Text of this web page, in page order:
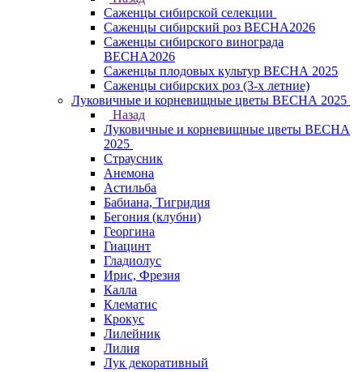
Саженцы сибирской селекции
Саженцы сибирский роз ВЕСНА2026
Саженцы сибирского винограда
ВЕСНА2026
Саженцы плодовых культур ВЕСНА 2025
Саженцы сибирских роз (3-х летние)
Луковичные и корневищные цветы ВЕСНА 2025
Назад
Луковичные и корневищные цветы ВЕСНА
2025
Страусник
Анемона
Астильба
Бабиана, Тигридия
Бегония (клубни)
Георгина
Гиацинт
Гладиолус
Ирис, Фрезия
Калла
Клематис
Крокус
Лилейник
Лилия
Лук декоративный